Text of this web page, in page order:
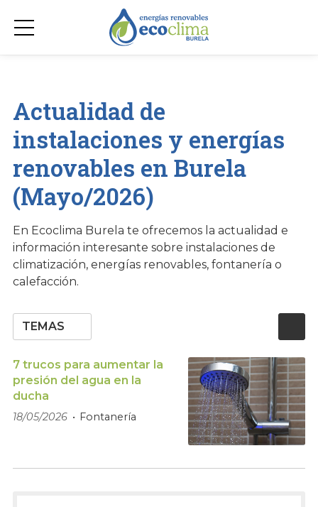
Actualidad de
instalaciones y energías
renovables en Burela
(Mayo/2026)
En Ecoclima Burela te ofrecemos la actualidad e
información interesante sobre instalaciones de
climatización, energías renovables, fontanería o
calefacción.
TEMAS
7 trucos para aumentar la
presión del agua en la
ducha
18/05/2026 Fontanería